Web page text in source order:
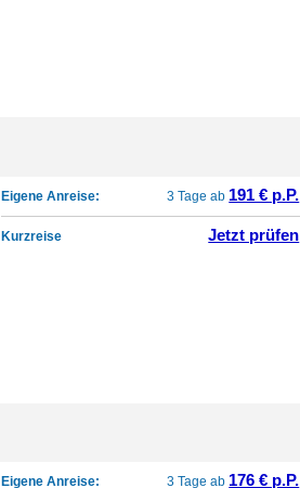
Eigene Anreise: 3 Tage ab 191 € p.P.
Kurzreise Jetzt prüfen
Eigene Anreise: 3 Tage ab 176 € p.P.